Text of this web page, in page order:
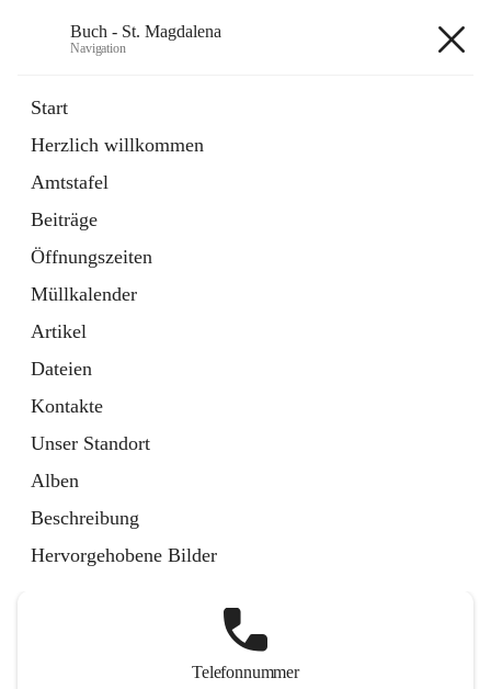
Buch - St. Magdalena
Navigation
Start
Herzlich willkommen
Amtstafel
Beiträge
Öffnungszeiten
Müllkalender
Artikel
Dateien
Kontakte
Unser Standort
Alben
Beschreibung
Hervorgehobene Bilder
11 Schnellzugriffe
Bürgerservice
10 Schnellzugriffe
Telefonnummer